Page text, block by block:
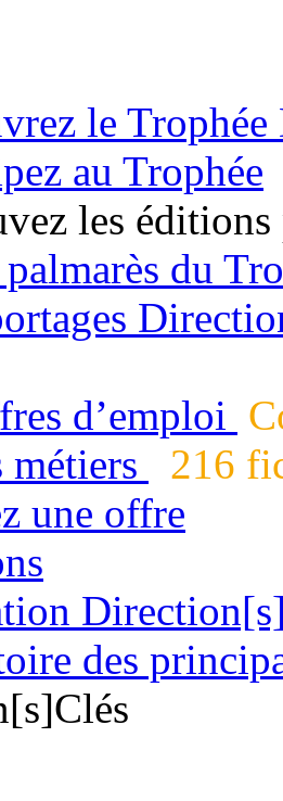
le
au Trophée
les éditions
du
d’emploi
métiers
216
une offre
des